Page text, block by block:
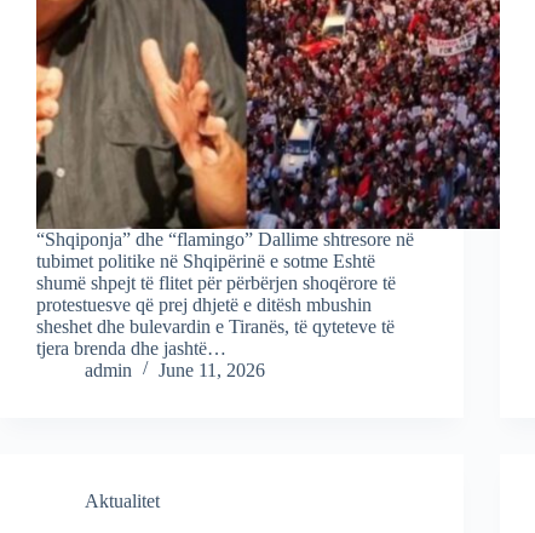
“Shqiponja” dhe “flamingo” Dallime shtresore në
tubimet politike në Shqipërinë e sotme Eshtë
shumë shpejt të flitet për përbërjen shoqërore të
protestuesve që prej dhjetë e ditësh mbushin
sheshet dhe bulevardin e Tiranës, të qyteteve të
tjera brenda dhe jashtë…
admin
June 11, 2026
Aktualitet